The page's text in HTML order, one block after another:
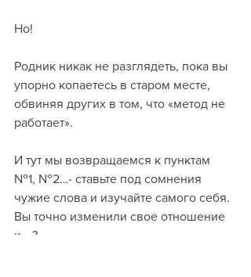
Но!
Родник никак не разглядеть, пока вы
упорно копаетесь в старом месте,
обвиняя других в том, что «метод не
работает».
И тут мы возвращаемся к пунктам
№1, №2…- ставьте под сомнения
чужие слова и изучайте самого себя.
Вы точно изменили свое отношение
к… ?